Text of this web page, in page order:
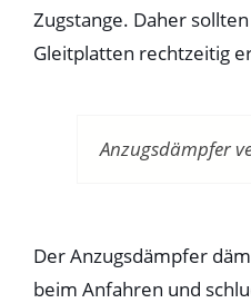
Zugstange. Daher
Gleitplatten rechtzeitig
Anzugsdämpfer
Der Anzugsdämpfer
beim Anfahren und